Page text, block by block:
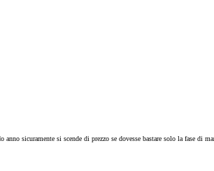
sicuramente si scende di prezzo se dovesse bastare solo la fase